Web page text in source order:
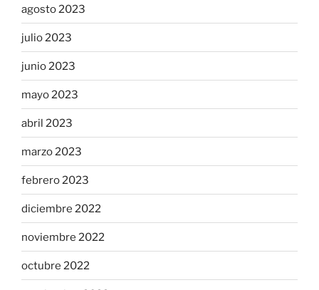
agosto 2023
julio 2023
junio 2023
mayo 2023
abril 2023
marzo 2023
febrero 2023
diciembre 2022
noviembre 2022
octubre 2022